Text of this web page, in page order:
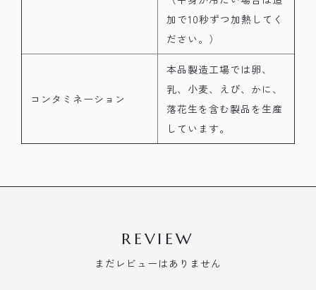
加で10秒ずつ加熱してく
ださい。）
コンタミネーション
本品製造工場では卵、
乳、小麦、えび、かに、
落花生を含む製品を生産
しています。
REVIEW
まだレビューはありません